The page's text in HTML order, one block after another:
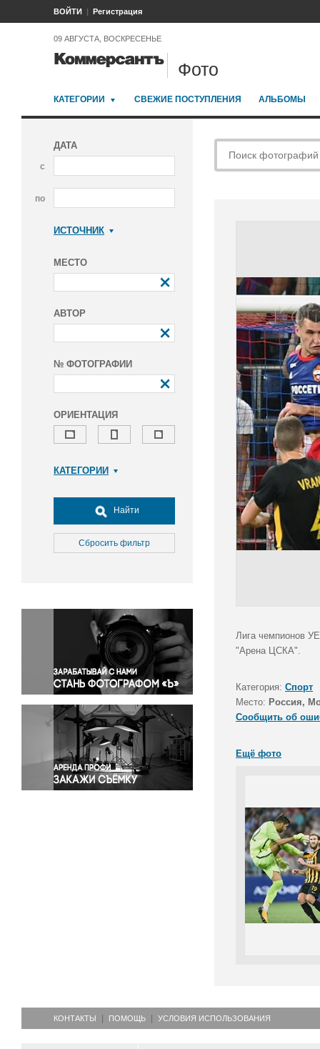
ВОЙТИ Регистрация
09 АВГУСТА, ВОСКРЕСЕНЬЕ
Фото
КАТЕГОРИИ СВЕЖИЕ ПОСТУПЛЕНИЯ АЛЬБОМЫ
ДАТА
с
по
ИСТОЧНИК
МЕСТО
АВТОР
№ ФОТОГРАФИИ
ОРИЕНТАЦИЯ
КАТЕГОРИИ
Досуг, туризм и отдых
Культура
Медицина
Окружающая среда
Политика
Правосудие
Происшествия и конфликты
Религия
Светская жизнь
Спорт
Экология
Экономика и бизнес
Найти
Сбросить фильтр
Лига чемпионов
"Арена ЦСКА".
Категория: Спорт
Место: Россия,
Сообщить об
Ещё фото
КОНТАКТЫ ПОМОЩЬ УСЛОВИЯ ИСПОЛЬЗОВАНИЯ